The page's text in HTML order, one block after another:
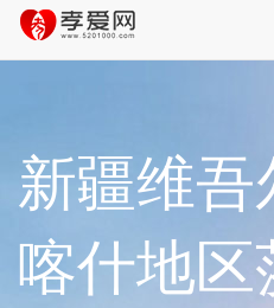
新疆维吾
喀什地